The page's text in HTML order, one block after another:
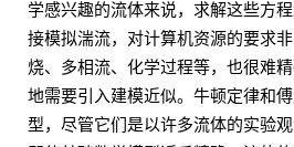
学感兴趣的流体来说，求解这些方
接模拟湍流，对计算机资源的要求
烧、多相流、化学过程等，也很难
地需要引入建模近似。牛顿定律和
型，尽管它们是以许多流体的实验